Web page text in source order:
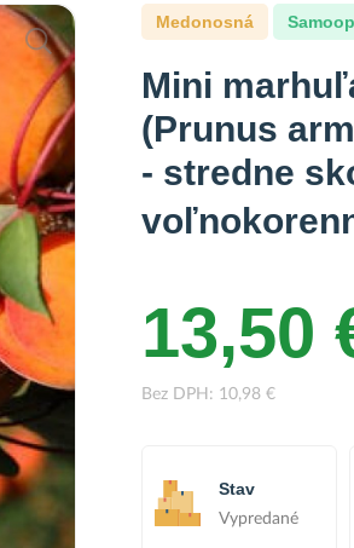
Medonosná
Mini
(Prunus
- stredne
13,50
Bez DPH: 10,98 €
Stav
Vypredané